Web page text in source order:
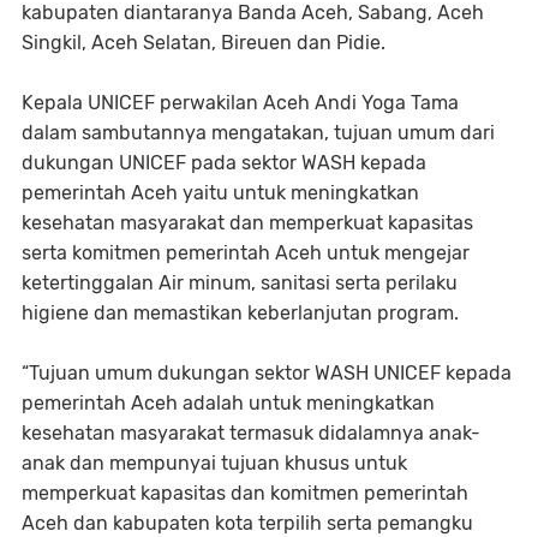
kabupaten diantaranya Banda Aceh, Sabang, Aceh
Singkil, Aceh Selatan, Bireuen dan Pidie.
Kepala UNICEF perwakilan Aceh Andi Yoga Tama
dalam sambutannya mengatakan, tujuan umum dari
dukungan UNICEF pada sektor WASH kepada
pemerintah Aceh yaitu untuk meningkatkan
kesehatan masyarakat dan memperkuat kapasitas
serta komitmen pemerintah Aceh untuk mengejar
ketertinggalan Air minum, sanitasi serta perilaku
higiene dan memastikan keberlanjutan program.
“Tujuan umum dukungan sektor WASH UNICEF kepada
pemerintah Aceh adalah untuk meningkatkan
kesehatan masyarakat termasuk didalamnya anak-
anak dan mempunyai tujuan khusus untuk
memperkuat kapasitas dan komitmen pemerintah
Aceh dan kabupaten kota terpilih serta pemangku